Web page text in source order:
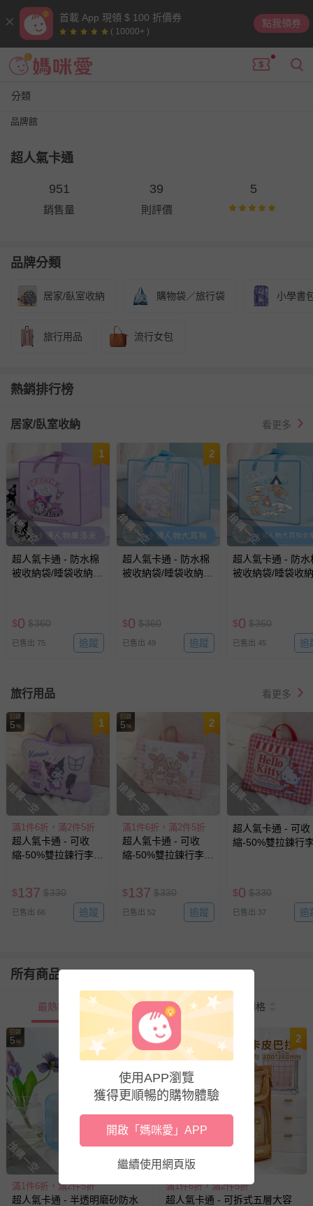
首載 App 現領 $ 100 折價券
( 10000+ )
點我領券
分類
品牌館
超人氣卡通
951
銷售量
39
則評價
5
品牌分類
居家/臥室收納 購物袋／旅行袋 小學書
旅行用品 流行女包
熱銷排行榜
居家/臥室收納 看更多
1
搶購一空
超人氣卡通 - 防水棉
被收納袋/睡袋收納
$0 $360
已售出 75 追蹤
2
搶購一空
超人氣卡通 - 防水棉
被收納袋/睡袋收納
$0 $360
已售出 49 追蹤
搶購一空
超人氣卡通 - 防水
被收納袋/睡袋收納
$0 $360
已售出 45 追
旅行用品 看更多
回饋
5 % 1
搶購一空
滿1件6折，滿2件5折
超人氣卡通 - 可收
縮-50%雙拉鍊行李分
後)12CM)
$137 $330
已售出 66 追蹤
回饋
5 % 2
搶購一空
滿1件6折，滿2件5折
超人氣卡通 - 可收
縮-50%雙拉鍊行李分
後)12CM)
$137 $330
已售出 52 追蹤
搶購一空
超人氣卡通 - 可收
縮-50%雙拉鍊行
$0 $330
已售出 37 追
所有商品
最熱銷 新上市 價格
回饋
5 % 1
搶購一空
滿1件6折，滿2件5折
超人氣卡通 - 半透明磨砂防水
回饋
5 2
搶購一空
滿1件6折，滿2件5折
超人氣卡通 - 可拆式五層大容
使用APP瀏覽
獲得更順暢的購物體驗
開啟「媽咪愛」APP
繼續使用網頁版